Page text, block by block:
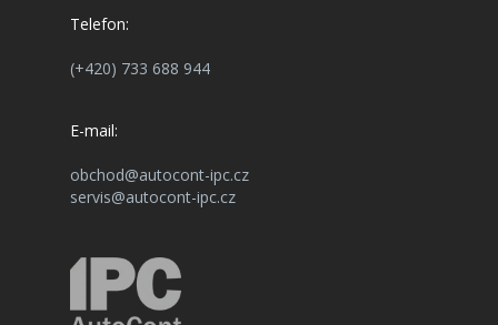
Telefon:
(+420) 733 688 944
E-mail:
obchod@autocont-ipc.cz
servis@autocont-ipc.cz